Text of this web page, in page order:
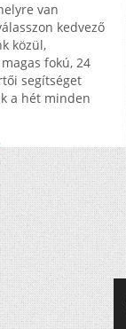
van
kedvező
közül,
fokú, 24
segítséget
a hét minden